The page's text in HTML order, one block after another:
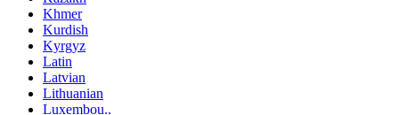
Khmer
Kurdish
Kyrgyz
Latin
Latvian
Lithuanian
Luxembou..